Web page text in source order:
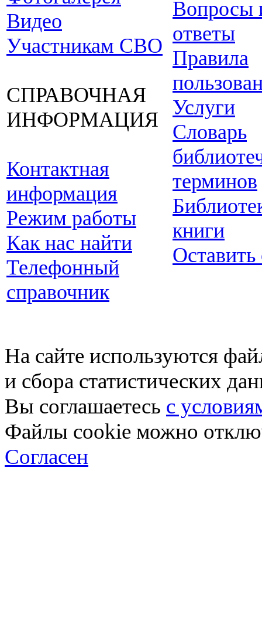
Видео
Участникам СВО
СПРАВОЧНАЯ
ИНФОРМАЦИЯ
Контактная
информация
Режим работы
Как нас найти
Телефонный
справочник
Вопросы
ответы
Правила
Услуги
Словарь
терминов
книги
Оставить
На сайте используются
и сбора статистических
Вы соглашаетесь с
Файлы cookie можно
Согласен